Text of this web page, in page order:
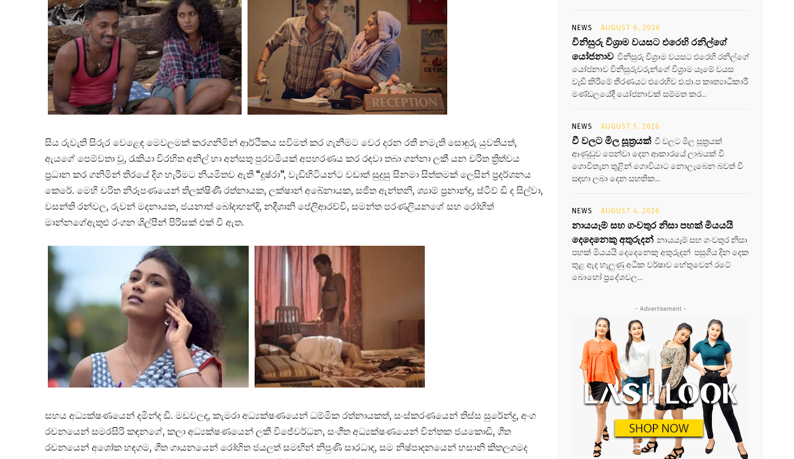
සිය රුවැති සිරුර වෙළෙඳ මෙවලමක් කරගනිමින් ආර්ථිකය සවිමත් කර ගැනීමට වෙර දරන රතී නමැති සොඳුරු යුවතියත්,
ඇයගේ පෙම්වතා වූ, රැකියා විරහිත අනිල් හා අන්සතු පුරවමියක් අපහරණය කර රඳවා තබා ගන්නා ලකී යන චරිත ත්‍රිත්වය
ප්‍රධාන කර ගනිමින් තිරයේ දිග හැරීමට නියමිතව ඇති “දූෂ්රා”, වැඩිහිටියන්ට වඩාත් සුදුසු සිනමා සිත්තමක් ලෙසින් ප්‍රදර්ශනය
කෙරේ. මෙහි චරිත නිරූපණයෙන් තිලක්ෂිණී රත්නායක, ලක්ෂාන් අබේනායක, සජිත ඇන්තනි, ශ්‍යාම් ප්‍රනාන්දු, ස්ටීව් ඩි ද සිල්වා,
වසන්ති රන්වල, රුවන් මදනායක, ජයනාත් බෝදාහන්දි, නදීශානි පේලිආරච්චි, සමන්ත පරණලියනගේ සහ රෝහිත්
මාන්නගේඇතුළු රංගන ශිල්පීන් පිරිසක් එක් වී ඇත.
සහය අධ්‍යක්ෂණයෙන් දමින්ද ඩී. මඩවලද, කැමරා අධ්‍යක්ෂණයෙන් ධම්මික රත්නායකත්, සංස්කරණයෙන් තිස්ස සුරේන්ද්‍ර, අංග
රචනයෙන් සමරසිරි කඳනගේ, කලා අධ්‍යක්ෂණයෙන් ලකී විජේවර්ධන, සංගීත අධ්‍යක්ෂණයෙන් චින්තක ජයකොඩි, ගීත
රචනයෙන් අශෝක හඳගම, ගීත ගායනයෙන් රෝහිත ජයලත් සමඟින් නිපුණි සාරධාද, සම නිෂ්පාදනයෙන් හසානි කිතලගමද
NEWS AUGUST 6, 2026
විනිසුරු විශ්‍රාම වයසට එරෙහි රනිල්ගේ
යෝජනාව විනිසුරු විශ්‍රාම වයසට එරෙහි රනිල්ගේ
යෝජනාව විනිසුරුවරුන්ගේ විශ්‍රාම යෑමේ වයස
වැඩි කිරීමේ තීරණයට එරෙහිව එ.ජා.ප කෘත්‍යාධිකාරී
මණ්ඩලයේදී යෝජනාවක් සම්මත කර...
NEWS AUGUST 5, 2026
වී වලට මිල සූත්‍රයක් වී වලට මිල සූත්‍රයක්
ආණුඩුව පෙන්වා දෙන ආකාරයේ ලාබයක් වී
ගොවිතැන තුළින් ගොවියාට නොලැබෙන බවත් වී
සඳහා ලබා දෙන සහතික...
NEWS AUGUST 4, 2026
නායයෑම් සහ ගංවතුර නිසා පහක් මියයයි
දෙදෙනෙකු අතුරුදන් නායයෑම් සහ ගංවතුර නිසා
පහක් මියයයි දෙදෙනෙකු අතුරුදන් පසුගිය දින දෙක
තුළ ඇද හැලුණු අධික වර්ෂාව හේතුවෙන් රටේ
බොහෝ ප්‍රදේශවල...
- Advertisement -